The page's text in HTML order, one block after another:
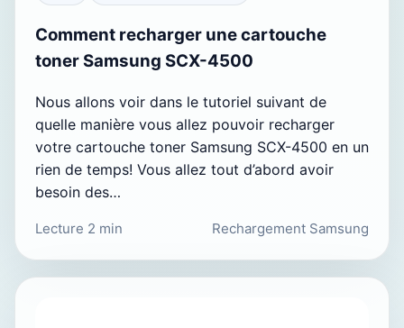
Comment recharger une cartouche
toner Samsung SCX-4500
Nous allons voir dans le tutoriel suivant de
quelle manière vous allez pouvoir recharger
votre cartouche toner Samsung SCX-4500 en un
rien de temps! Vous allez tout d’abord avoir
besoin des…
Lecture 2 min Rechargement Samsung